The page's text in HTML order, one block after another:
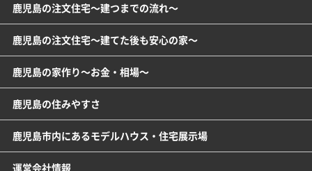
鹿児島の注文住宅～建つまでの流れ～
鹿児島の注文住宅～建てた後も安心の家～
鹿児島の家作り～お金・相場～
鹿児島の住みやすさ
鹿児島市内にあるモデルハウス・住宅展示場
運営会社情報